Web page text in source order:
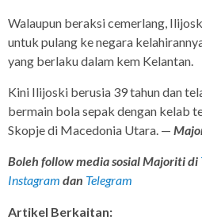
Walaupun beraksi cemerlang,
untuk pulang ke negara
yang berlaku dalam kem Kelantan.
Kini Ilijoski berusia 39 tahun dan
bermain bola sepak dengan kelab
Skopje di Macedonia Utara. —
Boleh follow media sosial Majoriti di
Instagram dan Telegram
Artikel Berkaitan: